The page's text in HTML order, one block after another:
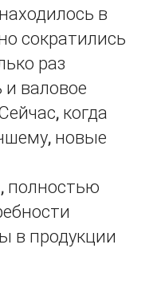
в
сократились
раз
валовое
когда
новые
полностью
в продукции